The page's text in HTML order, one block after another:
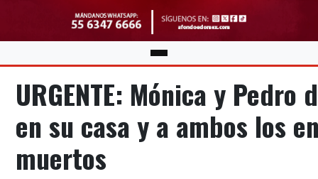
URGENTE: Mónica y
en su casa y a ambos los
muertos